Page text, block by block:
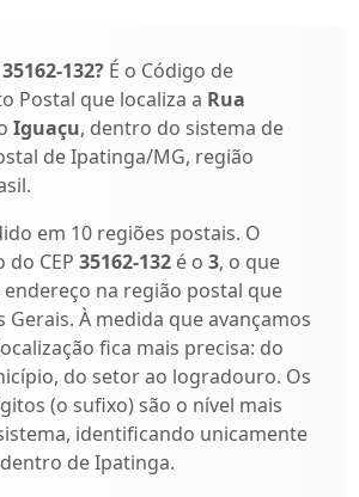
132? É o Código de
Postal que localiza a Rua
Iguaçu, dentro do sistema de
de Ipatinga/MG, região
em 10 regiões postais. O
CEP 35162-132 é o 3, o que
na região postal que
Gerais. À medida que avançamos
fica mais precisa: do
do setor ao logradouro. Os
(o sufixo) são o nível mais
identificando unicamente
de Ipatinga.